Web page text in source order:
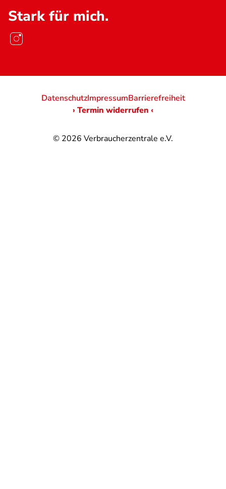
Stark für mich.
© 2026 Verbraucherzentrale e.V.
DatenschutzImpressumBarrierefreiheit
› Termin widerrufen ‹